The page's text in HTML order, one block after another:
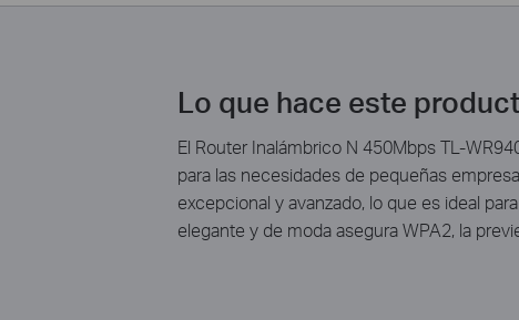
Lo que hace este
El Router Inalámbrico N 450Mbps TL-
para las necesidades de pequeñas
excepcional y avanzado, lo que es ideal
elegante y de moda asegura WPA2, la